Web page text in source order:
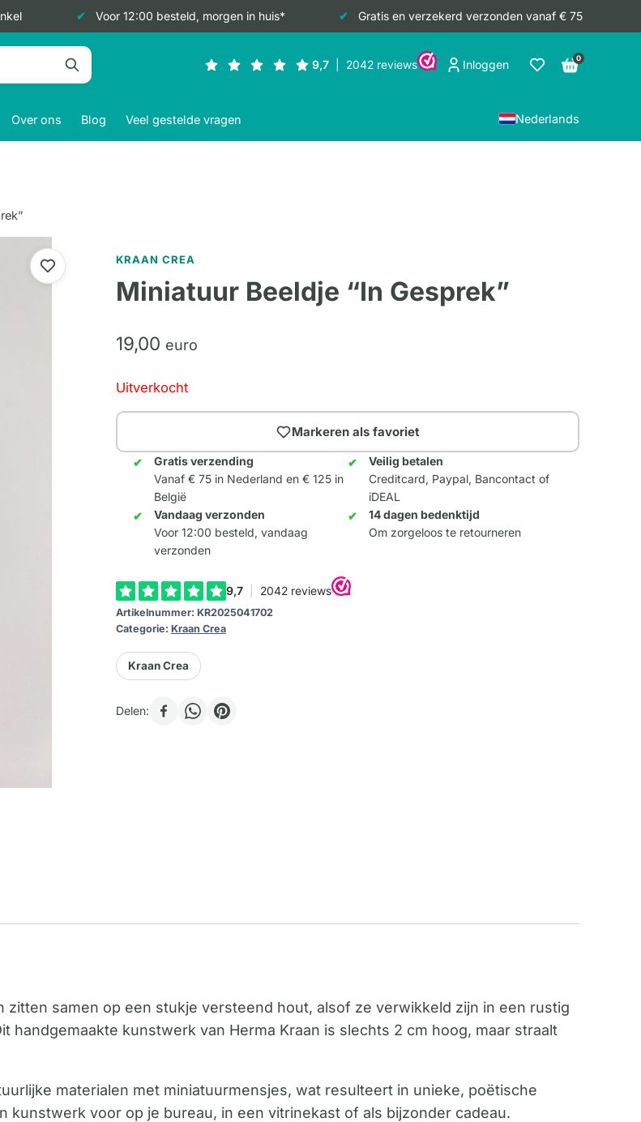
Voor 12:00 besteld, morgen in huis* Gratis en verzekerd verzonden vanaf € 75
Inloggen 0
Over ons Blog Veel gestelde vragen Nederlands
KRAAN CREA
Miniatuur Beeldje “In Gesprek”
19,00 euro
Uitverkocht
Markeren als favoriet
Gratis verzending
Vanaf € 75 in Nederland en € 125 in
België
Veilig betalen
Creditcard, Paypal, Bancontact of
iDEAL
Vandaag verzonden
Voor 12:00 besteld, vandaag
verzonden
14 dagen bedenktijd
Om zorgeloos te retourneren
Artikelnummer: KR2025041702
Categorie: Kraan Crea
Kraan Crea
Delen:
samen op een stukje versteend hout, alsof ze verwikkeld zijn in een rustig
handgemaakte kunstwerk van Herma Kraan is slechts 2 cm hoog, maar straalt
materialen met miniatuurmensjes, wat resulteert in unieke, poëtische
voor op je bureau, in een vitrinekast of als bijzonder cadeau.